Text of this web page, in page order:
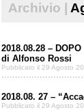
Archivio |
2018.08.28 –
di Alfonso Rossi
Pubblicato il 29 Agosto
2018.08. 27 –
Pubblicato il 29 Agosto